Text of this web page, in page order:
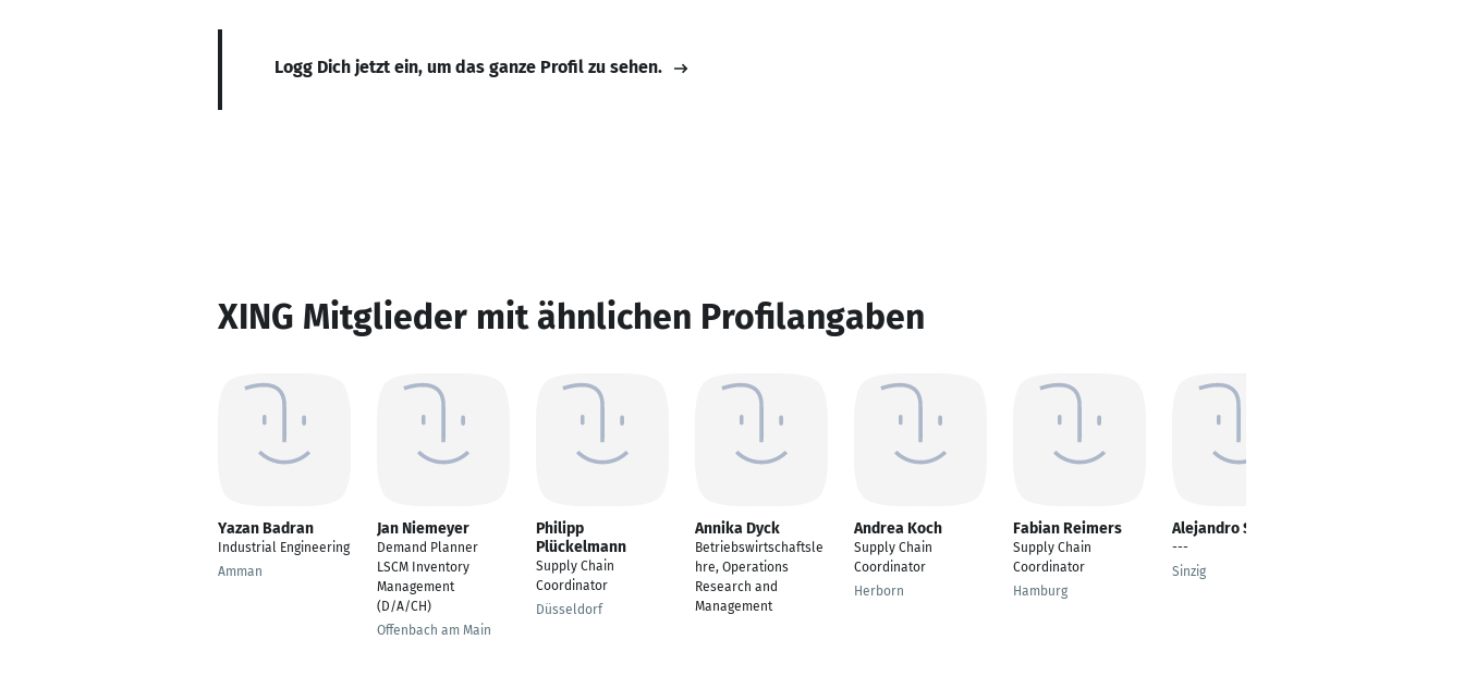
Logg Dich jetzt ein, um das ganze Profil zu sehen.
XING Mitglieder mit ähnlichen Profilangaben
Yazan Badran
Industrial Engineering
Amman
Jan Niemeyer
Demand Planner
LSCM Inventory
Management
(D/A/CH)
Offenbach am Main
Philipp
Plückelmann
Supply Chain
Coordinator
Düsseldorf
Annika Dyck
Betriebswirtschaftsle
hre, Operations
Research and
Management
Andrea Koch
Supply Chain
Coordinator
Herborn
Fabian Reimers
Supply Chain
Coordinator
Hamburg
Alejandro Souza
---
Sinzig